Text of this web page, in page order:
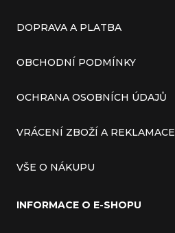
DOPRAVA A PLATBA
OBCHODNÍ PODMÍNKY
OCHRANA OSOBNÍCH ÚDAJŮ
VRÁCENÍ ZBOŽÍ A REKLAMACE
VŠE O NÁKUPU
INFORMACE O E-SHOPU